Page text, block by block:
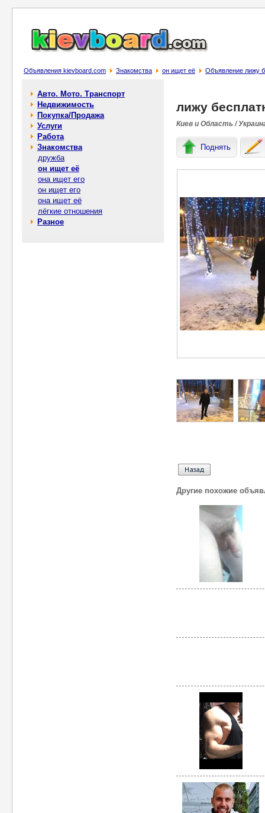
Объявления kievboard.com Знакомства он ищет её Объявление лижу
Авто. Мото. Транспорт
Недвижимость
Покупка/Продажа
Услуги
Работа
Знакомства
дружба
он ищет её
она ищет его
он ищет его
она ищет её
лёгкие отношения
Разное
лижу
Киев и Область /
Поднять
Другие похожие